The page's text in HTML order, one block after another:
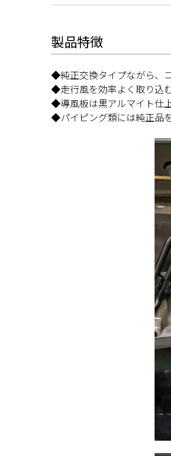
製品特徴
◆純正交換タイプながら、
◆走行風を効率よく取り込
◆導風板は黒アルマイト仕
◆パイピング類には純正品